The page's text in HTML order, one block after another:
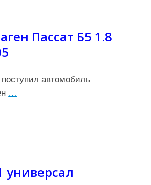
Пассат Б5 1.8
поступил автомобиль
…
универсал